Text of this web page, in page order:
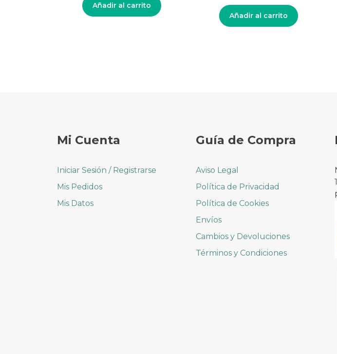
Añadir al carrito
Añadir al carrito
Mi Cuenta
Iniciar Sesión / Registrarse
Mis Pedidos
Mis Datos
Guía de Compra
Aviso Legal
Política de Privacidad
Política de Cookies
Envíos
Cambios y Devoluciones
Términos y Condiciones